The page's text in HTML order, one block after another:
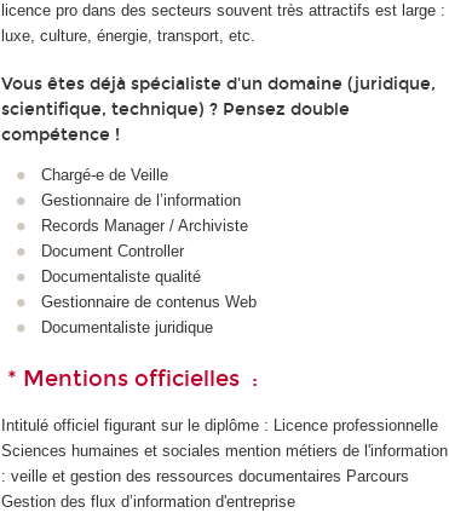
licence pro dans des secteurs souvent très attractifs est large :
luxe, culture, énergie, transport, etc.
Vous êtes déjà spécialiste d'un domaine (juridique,
scientifique, technique) ? Pensez double
compétence !
Chargé‑e de Veille
Gestionnaire de l’information
Records Manager / Archiviste
Document Controller
Documentaliste qualité
Gestionnaire de contenus Web
Documentaliste juridique
* Mentions officielles :
Intitulé officiel figurant sur le diplôme : Licence professionnelle
Sciences humaines et sociales mention métiers de l'information
: veille et gestion des ressources documentaires Parcours
Gestion des flux d’information d'entreprise